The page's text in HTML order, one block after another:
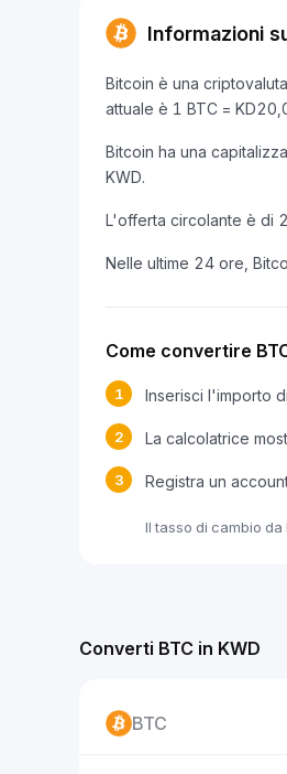
Informazioni
Bitcoin è una
attuale è 1 BTC =
Bitcoin ha una
KWD.
L'offerta circolante è di
Nelle ultime 24 ore,
Come convertire
1 Inserisci l'importo
2 La calcolatrice
3 Registra un
Il tasso di cambio
Converti BTC in KWD
BTC